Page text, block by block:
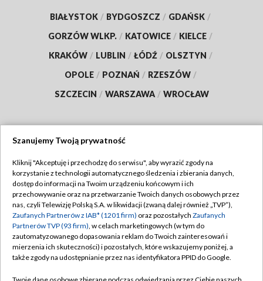
BIAŁYSTOK / BYDGOSZCZ / GDAŃSK /
GORZÓW WLKP. / KATOWICE / KIELCE /
KRAKÓW / LUBLIN / ŁÓDŹ / OLSZTYN /
OPOLE / POZNAŃ / RZESZÓW /
SZCZECIN / WARSZAWA / WROCŁAW
TVP
Abonament TVP
Emisja w TVP
Centrum informacji TVP
Naziemna Telewizja Cyfrowa
Regulamin TVP
Polityka prywatności
Moje zgody
Pomoc
Szanujemy Twoją prywatność
Kliknij "Akceptuję i przechodzę do serwisu", aby wyrazić zgody na
korzystanie z technologii automatycznego śledzenia i zbierania danych,
dostęp do informacji na Twoim urządzeniu końcowym i ich
przechowywanie oraz na przetwarzanie Twoich danych osobowych przez
nas, czyli Telewizję Polską S.A. w likwidacji (zwaną dalej również „TVP”),
Zaufanych Partnerów z IAB* (1201 firm) oraz pozostałych Zaufanych
Partnerów TVP (93 firm), w celach marketingowych (w tym do
zautomatyzowanego dopasowania reklam do Twoich zainteresowań i
mierzenia ich skuteczności) i pozostałych, które wskazujemy poniżej, a
także zgody na udostępnianie przez nas identyfikatora PPID do Google.